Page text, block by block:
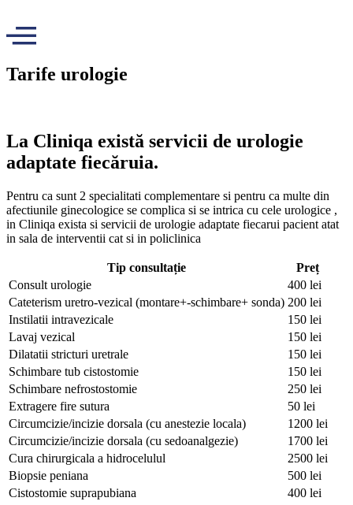
Tarife urologie
La Cliniqa există servicii de urologie
adaptate fiecăruia.
Pentru ca sunt 2 specialitati complementare si pentru ca multe din
afectiunile ginecologice se complica si se intrica cu cele urologice ,
in Cliniqa exista si servicii de urologie adaptate fiecarui pacient atat
in sala de interventii cat si in policlinica
Tip consultație
Preț
Consult urologie
400 lei
Cateterism uretro-vezical (montare+-schimbare+ sonda) 200 lei
Instilatii intravezicale
150 lei
Lavaj vezical
150 lei
Dilatatii stricturi uretrale
150 lei
Schimbare tub cistostomie
150 lei
Schimbare nefrostostomie
250 lei
Extragere fire sutura
50 lei
Circumcizie/incizie dorsala (cu anestezie locala)
1200 lei
Circumcizie/incizie dorsala (cu sedoanalgezie)
1700 lei
Cura chirurgicala a hidrocelulul
2500 lei
Biopsie peniana
500 lei
Cistostomie suprapubiana
400 lei